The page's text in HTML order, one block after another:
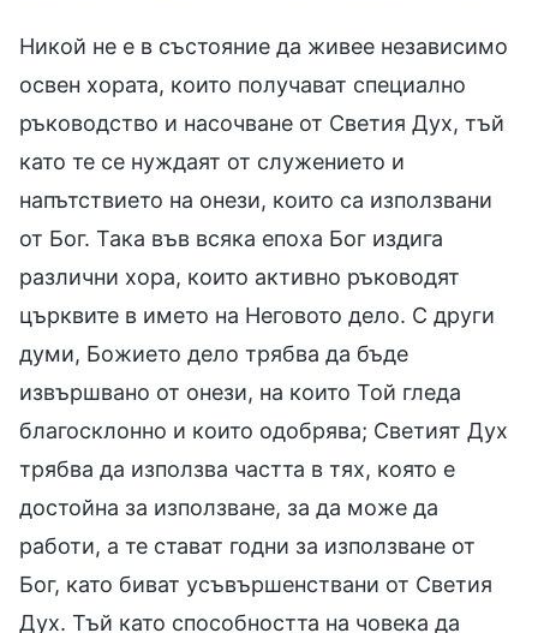
Никой не е в състояние да живее независимо
освен хората, които получават специално
ръководство и насочване от Светия Дух, тъй
като те се нуждаят от служението и
напътствието на онези, които са използвани
от Бог. Така във всяка епоха Бог издига
различни хора, които активно ръководят
църквите в името на Неговото дело. С други
думи, Божието дело трябва да бъде
извършвано от онези, на които Той гледа
благосклонно и които одобрява; Светият Дух
трябва да използва частта в тях, която е
достойна за използване, за да може да
работи, а те стават годни за използване от
Бог, като биват усъвършенствани от Светия
Дух. Тъй като способността на човека да